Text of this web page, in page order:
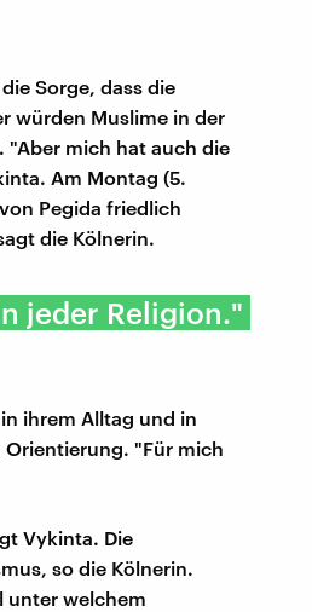
Sorge, dass die
würden Muslime in der
mich hat auch die
Am Montag (5.
Pegida friedlich
die Kölnerin.
jeder Religion."
ihrem Alltag und in
Orientierung. "Für mich
Vykinta. Die
so die Kölnerin.
unter welchem